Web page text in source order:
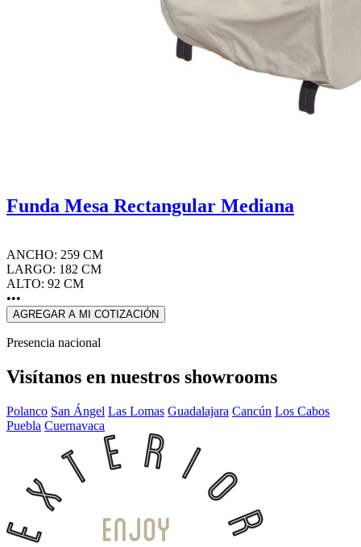
Funda Mesa Rectangular Mediana
ANCHO: 259 CM
LARGO: 182 CM
ALTO: 92 CM
•••
AGREGAR A MI COTIZACIÓN
Presencia nacional
Visítanos en nuestros showrooms
Polanco San Ángel Las Lomas Guadalajara Cancún Los Cabos
Puebla Cuernavaca